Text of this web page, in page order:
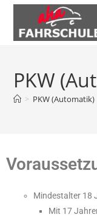
PKW
> PKW (Automatik)
Mindest­alter 18
Mit 17